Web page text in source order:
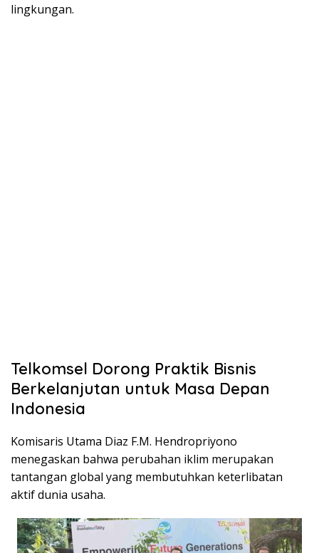
lingkungan.
Telkomsel Dorong Praktik Bisnis
Berkelanjutan untuk Masa Depan
Indonesia
Komisaris Utama Diaz F.M. Hendropriyono
menegaskan bahwa perubahan iklim merupakan
tantangan global yang membutuhkan keterlibatan
aktif dunia usaha.